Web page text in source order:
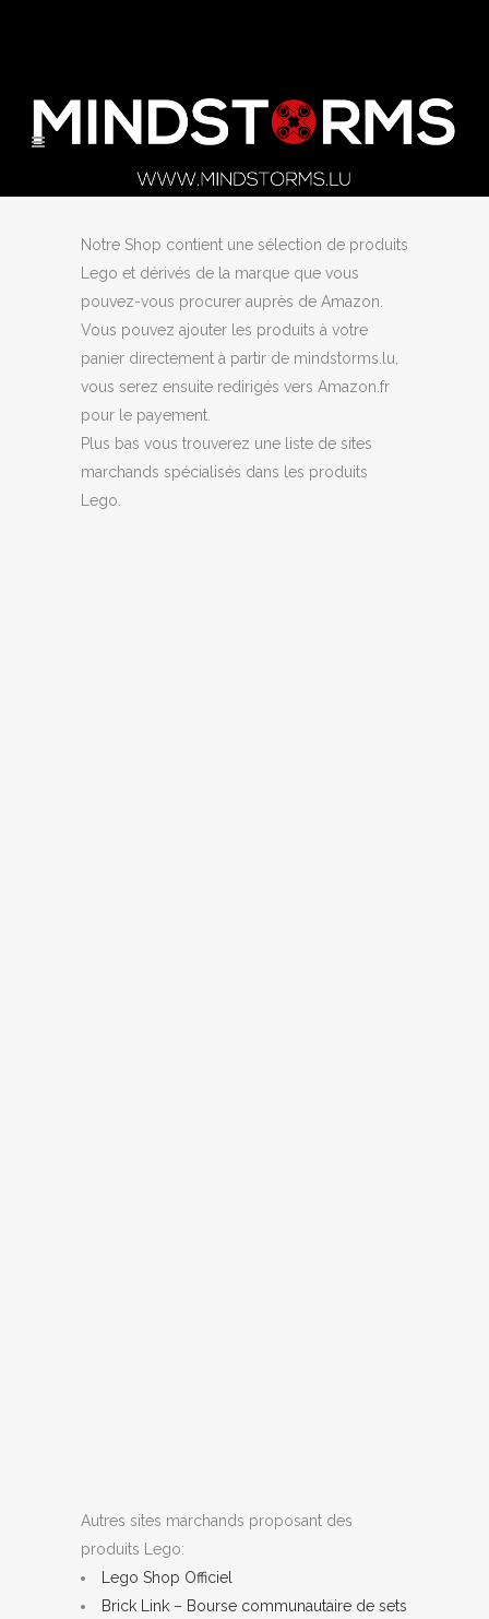
Notre Shop contient une sélection de produits
Lego et dérivés de la marque que vous
pouvez-vous procurer auprès de Amazon.
Vous pouvez ajouter les produits à votre
panier directement à partir de mindstorms.lu,
vous serez ensuite redirigés vers Amazon.fr
pour le payement.
Plus bas vous trouverez une liste de sites
marchands spécialisés dans les produits
Lego.
Autres sites marchands proposant des
produits Lego:
Lego Shop Officiel
Brick Link – Bourse communautaire de sets